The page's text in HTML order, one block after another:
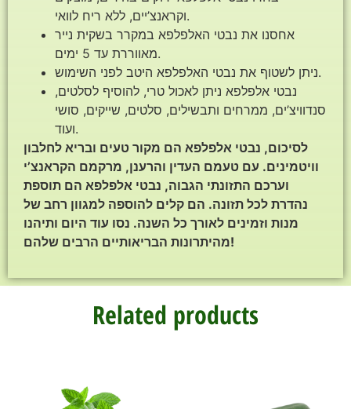
וקראנצ’יים, ללא ריח לוואי.
אחסנו את נבטי האלפלפא במקרר בשקית נייר
מאווררת עד 5 ימים.
ניתן לשטוף את נבטי האלפלפא היטב לפני השימוש.
נבטי אלפלפא ניתן לאכול טרי, להוסיף לסלטים,
סנדוויצ’ים, ממרחים ותבשילים, סלטים, שייקים, סושי
ועוד.
לסיכום, נבטי אלפלפא הם מקור טעים ובריא לחלבון
וויטמינים. עם טעמם העדין והרענן, מרקמם הקראנצ’י
וערכם התזונתי הגבוה, נבטי אלפלפא הם תוספת
נהדרת לכל תזונה. הם קלים להוספה למגוון רחב של
מנות וזמינים לאורך כל השנה. נסו עוד היום ותיהנו
מהיתרונות הבריאותיים הרבים שלהם!
Related products